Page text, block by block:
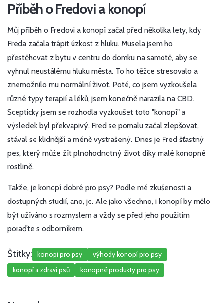
Příběh o Fredovi a konopí
Můj příběh o Fredovi a konopí začal před několika lety, kdy
Freda začala trápit úzkost z hluku. Musela jsem ho
přestěhovat z bytu v centru do domku na samotě, aby se
vyhnul neustálému hluku města. To ho těžce stresovalo a
znemožnilo mu normální život. Poté, co jsem vyzkoušela
různé typy terapií a léků, jsem konečně narazila na CBD.
Scepticky jsem se rozhodla vyzkoušet toto "konopí" a
výsledek byl překvapivý. Fred se pomalu začal zlepšovat,
stával se klidnější a méně vystrašený. Dnes je Fred šťastný
pes, který může žít plnohodnotný život díky malé konopné
rostlině.
Takže, je konopí dobré pro psy? Podle mé zkušenosti a
dostupných studií, ano, je. Ale jako všechno, i konopí by mělo
být užíváno s rozmyslem a vždy se před jeho použitím
poraďte s odborníkem.
Štítky: konopí pro psy
výhody konopí pro psy
konopí a zdraví psů
konopné produkty pro psy